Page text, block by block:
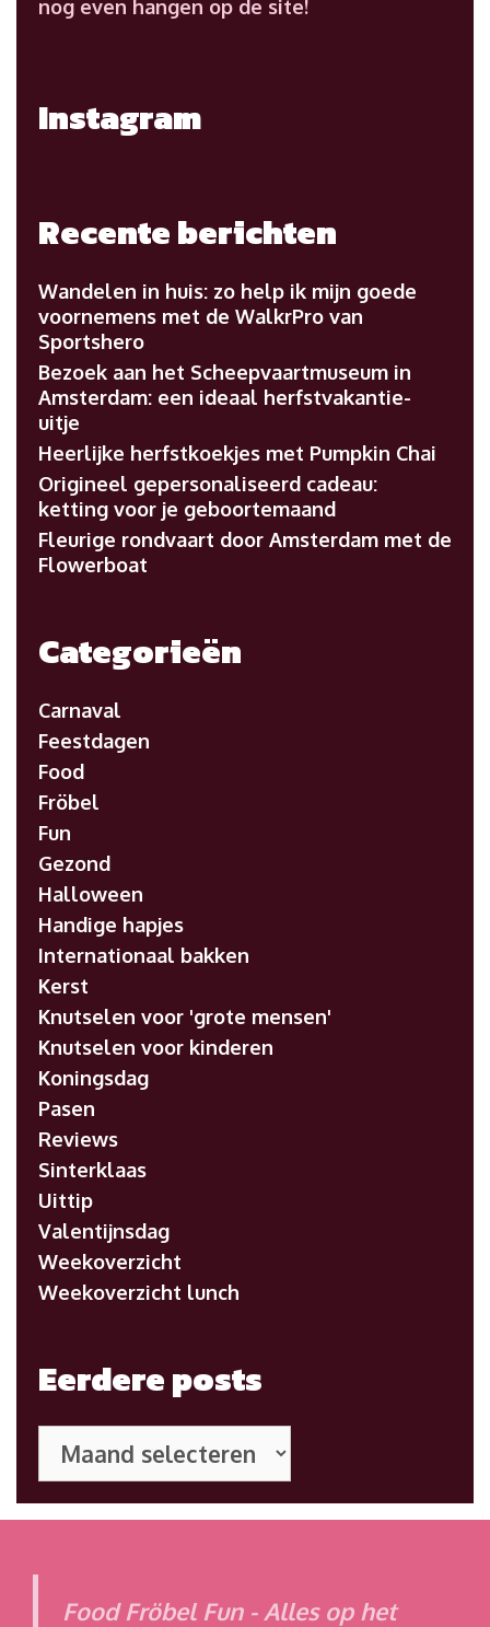
nog even hangen op de site!
Instagram
Recente berichten
Wandelen in huis: zo help ik mijn goede
voornemens met de WalkrPro van
Sportshero
Bezoek aan het Scheepvaartmuseum in
Amsterdam: een ideaal herfstvakantie-
uitje
Heerlijke herfstkoekjes met Pumpkin Chai
Origineel gepersonaliseerd cadeau:
ketting voor je geboortemaand
Fleurige rondvaart door Amsterdam met de
Flowerboat
Categorieën
Carnaval
Feestdagen
Food
Fröbel
Fun
Gezond
Halloween
Handige hapjes
Internationaal bakken
Kerst
Knutselen voor 'grote mensen'
Knutselen voor kinderen
Koningsdag
Pasen
Reviews
Sinterklaas
Uittip
Valentijnsdag
Weekoverzicht
Weekoverzicht lunch
Eerdere posts
posts
Food Fröbel Fun - Alles op het